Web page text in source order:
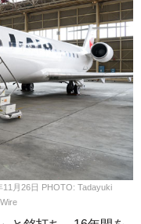
月26日 PHOTO: Tadayuki